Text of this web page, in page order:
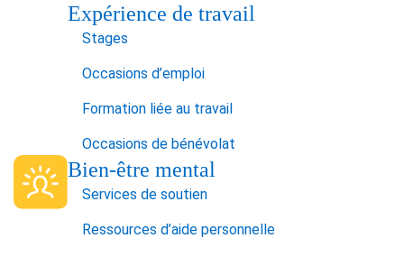
Expérience de travail
Stages
Occasions d’emploi
Formation liée au travail
Occasions de bénévolat
Bien-être mental
Services de soutien
Ressources d’aide personnelle